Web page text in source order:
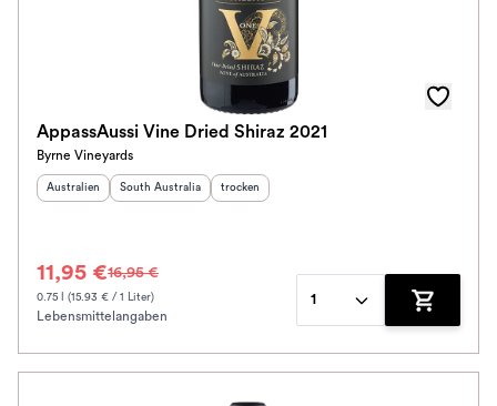
AppassAussi Vine Dried Shiraz 2021
Byrne Vineyards
Herkunftsland :
Australien Herkunftsregion
South Australia Geschmack
trocken
11,95 €16,95 €
0.75 l (15.93 € / 1 Liter)
Lebensmittelangaben
1
Zum